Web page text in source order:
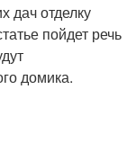
дач отделку
пойдет речь
домика.